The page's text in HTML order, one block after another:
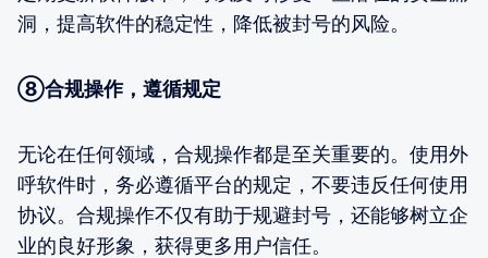
洞，提高软件的稳定性，降低被封号的风险。
⑧合规操作，遵循规定
无论在任何领域，合规操作都是至关重要的。使用外
呼软件时，务必遵循平台的规定，不要违反任何使用
协议。合规操作不仅有助于规避封号，还能够树立企
业的良好形象，获得更多用户信任。